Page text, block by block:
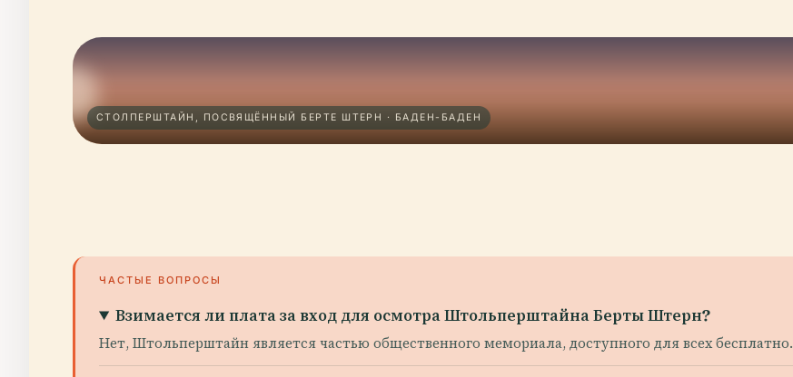
СТОЛПЕРШТАЙН, ПОСВЯЩЁННЫЙ БЕРТЕ ШТЕРН · БАДЕН-БАДЕН
ЧАСТЫЕ ВОПРОСЫ
Взимается ли плата за вход для осмотра Штольперштайна Берты Штерн?
Нет, Штольперштайн является частью общественного мемориала, доступного для всех бесплатно.